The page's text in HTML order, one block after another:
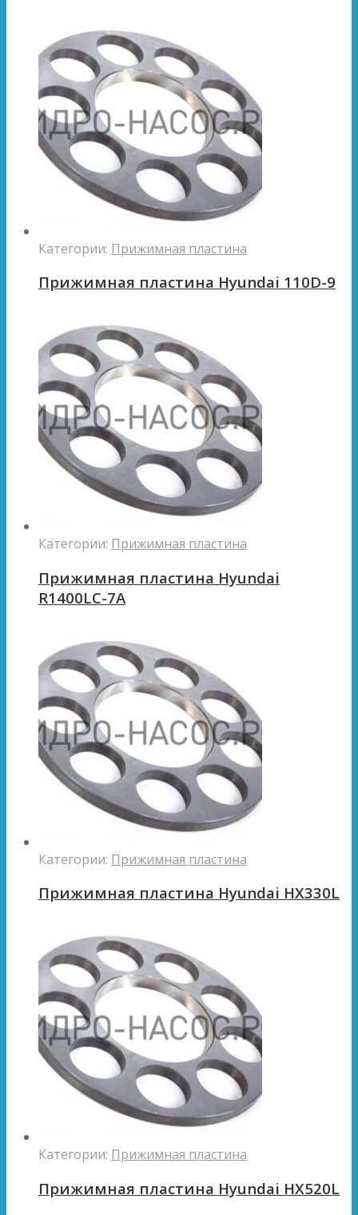
Категории: Прижимная пластина
Прижимная пластина Hyundai 110D-9
Категории: Прижимная пластина
Прижимная пластина Hyundai
R1400LC-7A
Категории: Прижимная пластина
Прижимная пластина Hyundai HX330L
Категории: Прижимная пластина
Прижимная пластина Hyundai HX520L